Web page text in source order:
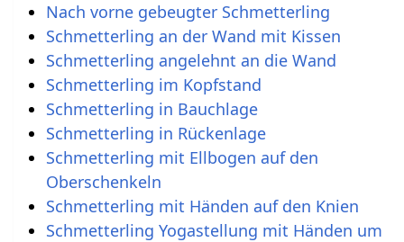
Nach vorne gebeugter Schmetterling
Schmetterling an der Wand mit Kissen
Schmetterling angelehnt an die Wand
Schmetterling im Kopfstand
Schmetterling in Bauchlage
Schmetterling in Rückenlage
Schmetterling mit Ellbogen auf den
Oberschenkeln
Schmetterling mit Händen auf den Knien
Schmetterling Yogastellung mit Händen um